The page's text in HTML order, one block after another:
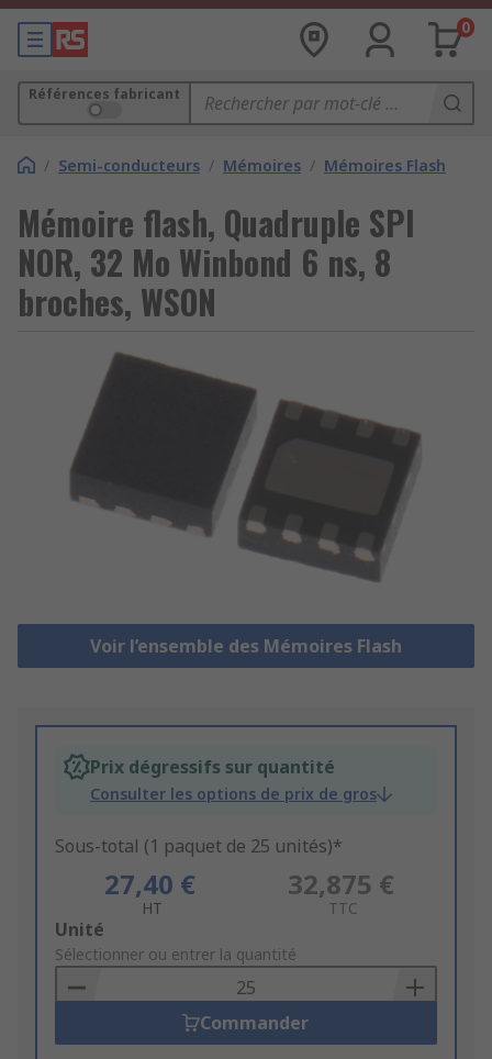
0
Références fabricant
/ Semi-conducteurs / Mémoires / Mémoires Flash
Mémoire flash, Quadruple SPI
NOR, 32 Mo Winbond 6 ns, 8
broches, WSON
Voir l’ensemble des Mémoires Flash
Prix dégressifs sur quantité
Consulter les options de prix de gros
Sous-total (1 paquet de 25 unités)*
27,40 €
HT
32,875 €
TTC
Add
to
Basket
Unité
Sélectionner ou entrer la quantité
Commander